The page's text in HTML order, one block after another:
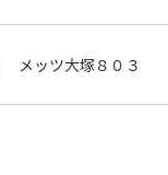
メッツ大塚８０３